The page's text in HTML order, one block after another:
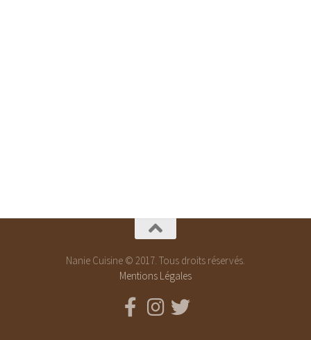
Nanie Cuisine © 2017. Tous droits réservés.
Mentions Légales